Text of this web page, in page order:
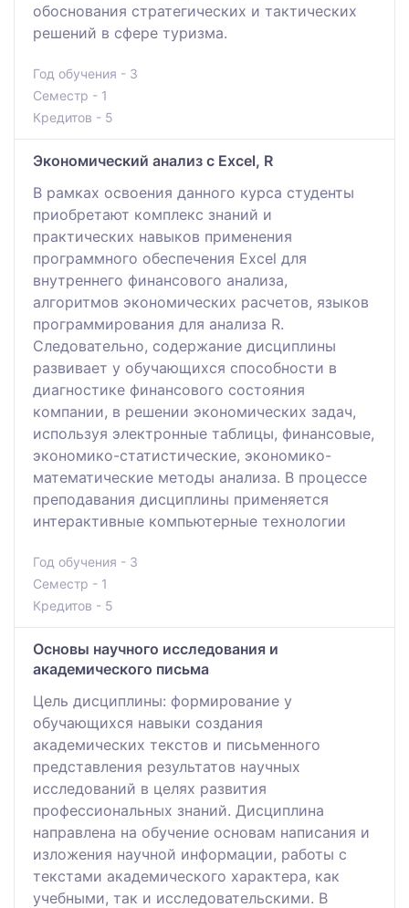
обоснования стратегических и тактических
решений в сфере туризма.
Год обучения - 3
Семестр - 1
Кредитов - 5
Экономический анализ с Excel, R
В рамках освоения данного курса студенты
приобретают комплекс знаний и
практических навыков применения
программного обеспечения Excel для
внутреннего финансового анализа,
алгоритмов экономических расчетов, языков
программирования для анализа R.
Следовательно, содержание дисциплины
развивает у обучающихся способности в
диагностике финансового состояния
компании, в решении экономических задач,
используя электронные таблицы, финансовые,
экономико-статистические, экономико-
математические методы анализа. В процессе
преподавания дисциплины применяется
интерактивные компьютерные технологии
Год обучения - 3
Семестр - 1
Кредитов - 5
Основы научного исследования и
академического письма
Цель дисциплины: формирование у
обучающихся навыки создания
академических текстов и письменного
представления результатов научных
исследований в целях развития
профессиональных знаний. Дисциплина
направлена на обучение основам написания и
изложения научной информации, работы с
текстами академического характера, как
учебными, так и исследовательскими. В